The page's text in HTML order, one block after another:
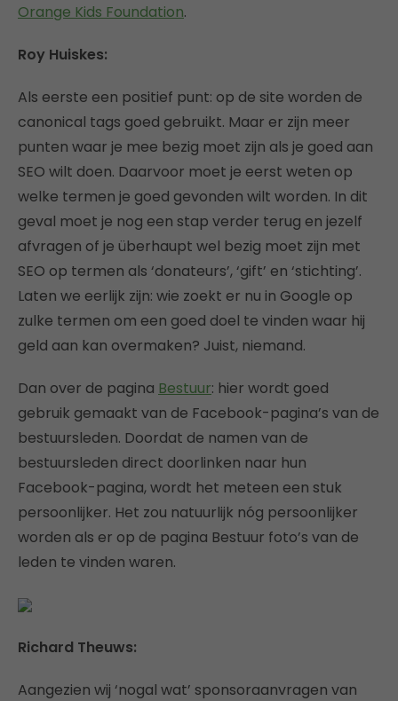
Orange Kids Foundation.
Roy Huiskes:
Als eerste een positief punt: op de site worden de
canonical tags goed gebruikt. Maar er zijn meer
punten waar je mee bezig moet zijn als je goed aan
SEO wilt doen. Daarvoor moet je eerst weten op
welke termen je goed gevonden wilt worden. In dit
geval moet je nog een stap verder terug en jezelf
afvragen of je überhaupt wel bezig moet zijn met
SEO op termen als ‘donateurs’, ‘gift’ en ‘stichting’.
Laten we eerlijk zijn: wie zoekt er nu in Google op
zulke termen om een goed doel te vinden waar hij
geld aan kan overmaken? Juist, niemand.
Dan over de pagina Bestuur: hier wordt goed
gebruik gemaakt van de Facebook-pagina’s van de
bestuursleden. Doordat de namen van de
bestuursleden direct doorlinken naar hun
Facebook-pagina, wordt het meteen een stuk
persoonlijker. Het zou natuurlijk nóg persoonlijker
worden als er op de pagina Bestuur foto’s van de
leden te vinden waren.
Richard Theuws:
Aangezien wij ‘nogal wat’ sponsoraanvragen van